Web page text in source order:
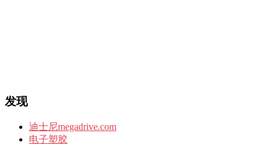
发现
迪士尼megadrive.com
电子塑胶